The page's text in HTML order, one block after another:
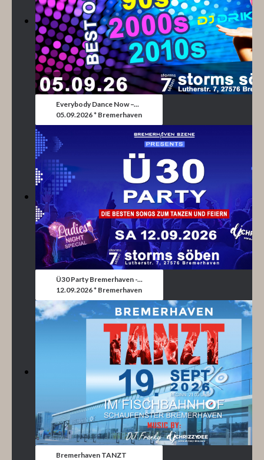
Everybody Dance Now –...
05.09.2026 * Bremerhaven
Ü30 Party Bremerhaven -...
12.09.2026 * Bremerhaven
Bremerhaven TANZT